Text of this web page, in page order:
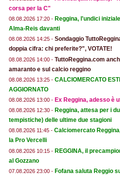
corsa per la C"
08.08.2026 17:20 - Reggina, l'undici
Alma-Reis davanti
08.08.2026 14:25 - Sondaggio
doppia cifra: chi preferite?", VOTATE!
08.08.2026 14:00 - TuttoReggina.com
amaranto e sul calcio reggino
08.08.2026 13:25 - CALCIOMERCATO
AGGIORNATO
08.08.2026 13:00 - Ex Reggina, adesso è
08.08.2026 12:30 - Reggina, attesa per i
tempistiche) delle ultime due stagioni
08.08.2026 11:45 - Calciomercato
la Pro Vercelli
08.08.2026 10:15 - REGGINA, il
al Gozzano
07.08.2026 23:00 - Fofana saluta Reggio